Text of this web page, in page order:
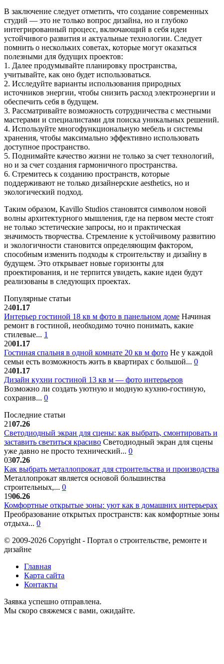
В заключение следует отметить, что создание современных
студий — это не только вопрос дизайна, но и глубоко
интегрированный процесс, включающий в себя идеи
устойчивого развития и актуальные технологии. Следует
помнить о нескольких советах, которые могут оказаться
полезными для будущих проектов:
1. Далее продумывайте планировку пространства,
учитывайте, как оно будет использоваться.
2. Исследуйте варианты использования природных
источников энергии, чтобы снизить расход электроэнергии и
обеспечить себя в будущем.
3. Рассматривайте возможность сотрудничества с местными
мастерами и специалистами для поиска уникальных решений.
4. Используйте многофункциональную мебель и системы
хранения, чтобы максимально эффективно использовать
доступное пространство.
5. Поднимайте качество жизни не только за счет технологий,
но и за счет создания гармоничного пространства.
6. Стремитесь к созданию пространств, которые
поддерживают не только дизайнерские aesthetics, но и
экологический подход.
Таким образом, Kavillo Studios становятся символом новой
волны архитектурного мышления, где на первом месте стоят
не только эстетические запросы, но и практическая
значимость творчества. Стремление к устойчивому развитию
и экологичности становится определяющим фактором,
способным изменить подходы к строительству и дизайну в
будущем. Это открывает новые горизонты для
проектирования, и не терпится увидеть, какие идеи будут
реализованы в следующих проектах.
Популярные статьи
2401.17
Интерьер гостиной 18 кв м фото в панельном доме Начиная
ремонт в гостиной, необходимо точно понимать, какие
стилевые... 1
2001.17
Гостиная спальня в одной комнате 20 кв м фото Не у каждой
семьи есть возможность жить в квартирах с большой... 0
2401.17
Дизайн кухни гостиной 13 кв м — фото интерьеров
Возможно ли создать уютную и модную кухню-гостиную,
сохранив... 0
Последние статьи
2107.26
Светодиодный экран для сцены: как выбрать, смонтировать и
заставить светиться красиво Светодиодный экран для сцены
уже давно не просто технический... 0
0307.26
Как выбрать металлопрокат для строительства и производства
Металлопрокат является основой большинства
строительных,... 0
1906.26
Комфортные открытые зоны: уют как в домашних интерьерах
Преобразование открытых пространств: как комфортные зоны
отдыха... 0
© 2009-2026 Copyright - Портал о строительстве, ремонте и
дизайне
Главная
Карта сайта
Контакты
Заявка успешно отправлена.
Мы скоро свяжемся с вами, ожидайте.